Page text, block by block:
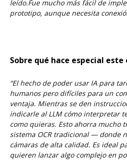
leído.Fue mucho más fácil de
prototipo, aunque necesita
Sobre qué hace especial
“El hecho de poder usar IA para
humanos pero difíciles para un
ventaja. Mientras se den
indicarle al LLM cómo interpretar
como quieras. Esto ahorra mucho
sistema OCR tradicional — donde
cámaras de alta calidad. Es ideal
quieren lanzar algo complejo en